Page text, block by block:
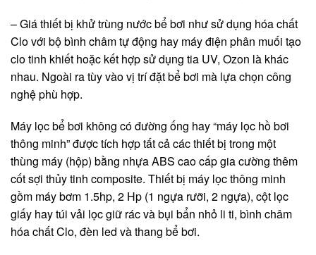
– Giá thiết bị khử trùng nước bể bơi như sử dụng hóa chất
Clo với bộ bình châm tự động hay máy điện phân muối tạo
clo tinh khiết hoặc kết hợp sử dụng tia UV, Ozon là khác
nhau. Ngoài ra tùy vào vị trí đặt bể bơi mà lựa chọn công
nghệ phù hợp.
Máy lọc bể bơi không có đường ống hay “máy lọc hồ bơi
thông minh” được tích hợp tất cả các thiết bị trong một
thùng máy (hộp) bằng nhựa ABS cao cấp gia cường thêm
cốt sợi thủy tinh composite. Thiết bị máy lọc thông minh
gồm máy bơm 1.5hp, 2 Hp (1 ngựa rưỡi, 2 ngựa), cột lọc
giấy hay túi vải lọc giữ rác và bụi bẩn nhỏ li ti, bình châm
hóa chất Clo, đèn led và thang bể bơi.